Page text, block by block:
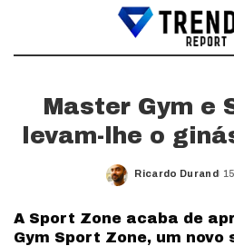
Master Gym e
levam-lhe o
Posted
Ricardo Durand
A Sport Zone acaba de
Gym Sport Zone, um novo